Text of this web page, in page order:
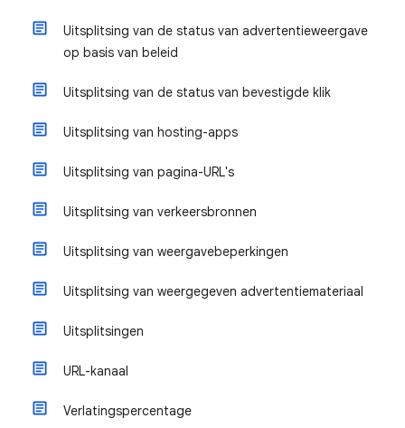
Uitsplitsing van de status van advertentieweergave
op basis van beleid
Uitsplitsing van de status van bevestigde klik
Uitsplitsing van hosting-apps
Uitsplitsing van pagina-URL's
Uitsplitsing van verkeersbronnen
Uitsplitsing van weergavebeperkingen
Uitsplitsing van weergegeven advertentiemateriaal
Uitsplitsingen
URL-kanaal
Verlatingspercentage